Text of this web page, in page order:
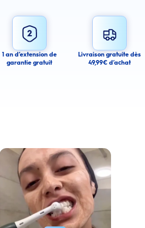
alerts about this product.
agree to receive email communications
messages about product availability. We
may withdraw your consent or manage your email
1 an d’extension de
garantie gratuit
Livraison gratuite dès
49,99€ d’achat
l’apparence de ses dents tachées grâce aux
Lire la vidéo : Une jeune femme partage sa routine du soir